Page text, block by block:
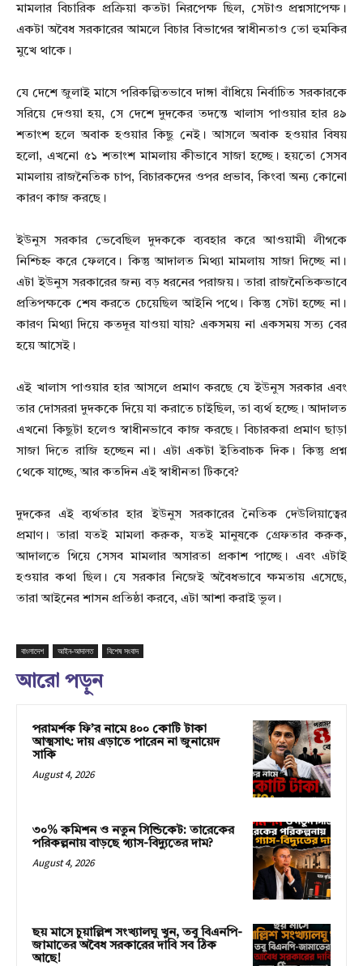
মামলার বিচারিক প্রক্রিয়া কতটা নিরপেক্ষ ছিল, সেটাও প্রশ্নসাপেক্ষ।
একটা অবৈধ সরকারের আমলে বিচার বিভাগের স্বাধীনতাও তো হুমকির
মুখে থাকে।
যে দেশে জুলাই মাসে পরিকল্পিতভাবে দাঙ্গা বাঁধিয়ে নির্বাচিত সরকারকে
সরিয়ে দেওয়া হয়, সে দেশে দুদকের তদন্তে খালাস পাওয়ার হার ৪৯
শতাংশ হলে অবাক হওয়ার কিছু নেই। আসলে অবাক হওয়ার বিষয়
হলো, এখনো ৫১ শতাংশ মামলায় কীভাবে সাজা হচ্ছে। হয়তো সেসব
মামলায় রাজনৈতিক চাপ, বিচারকদের ওপর প্রভাব, কিংবা অন্য কোনো
কারণ কাজ করছে।
ইউনুস সরকার ভেবেছিল দুদককে ব্যবহার করে আওয়ামী লীগকে
নিশ্চিহ্ন করে ফেলবে। কিন্তু আদালত মিথ্যা মামলায় সাজা দিচ্ছে না।
এটা ইউনুস সরকারের জন্য বড় ধরনের পরাজয়। তারা রাজনৈতিকভাবে
প্রতিপক্ষকে শেষ করতে চেয়েছিল আইনি পথে। কিন্তু সেটা হচ্ছে না।
কারণ মিথ্যা দিয়ে কতদূর যাওয়া যায়? একসময় না একসময় সত্য বের
হয়ে আসেই।
এই খালাস পাওয়ার হার আসলে প্রমাণ করছে যে ইউনুস সরকার এবং
তার দোসররা দুদককে দিয়ে যা করাতে চাইছিল, তা ব্যর্থ হচ্ছে। আদালত
এখনো কিছুটা হলেও স্বাধীনভাবে কাজ করছে। বিচারকরা প্রমাণ ছাড়া
সাজা দিতে রাজি হচ্ছেন না। এটা একটা ইতিবাচক দিক। কিন্তু প্রশ্ন
থেকে যাচ্ছে, আর কতদিন এই স্বাধীনতা টিকবে?
দুদকের এই ব্যর্থতার হার ইউনুস সরকারের নৈতিক দেউলিয়াত্বের
প্রমাণ। তারা যতই মামলা করুক, যতই মানুষকে গ্রেফতার করুক,
আদালতে গিয়ে সেসব মামলার অসারতা প্রকাশ পাচ্ছে। এবং এটাই
হওয়ার কথা ছিল। যে সরকার নিজেই অবৈধভাবে ক্ষমতায় এসেছে,
তারা আইনের শাসন প্রতিষ্ঠা করবে, এটা আশা করাই ভুল।
বাংলাদেশ আইন-আদালত বিশেষ সংবাদ
আরো পড়ুন
পরামর্শক ফি’র নামে ৪০০ কোটি টাকা
আত্মসাৎ: দায় এড়াতে পারেন না জুনায়েদ
সাকি
August 4, 2026
৩০% কমিশন ও নতুন সিন্ডিকেট: তারেকের
পরিকল্পনায় বাড়ছে গ্যাস-বিদ্যুতের দাম?
August 4, 2026
ছয় মাসে চুয়াল্লিশ সংখ্যালঘু খুন, তবু বিএনপি-
জামাতের অবৈধ সরকারের দাবি সব ঠিক
আছে!